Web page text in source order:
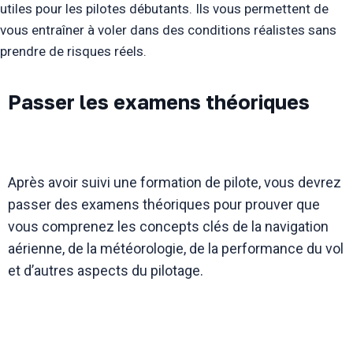
utiles pour les pilotes débutants. Ils vous permettent de
vous entraîner à voler dans des conditions réalistes sans
prendre de risques réels.
Passer les examens théoriques
Après avoir suivi une formation de pilote, vous devrez
passer des examens théoriques pour prouver que
vous comprenez les concepts clés de la navigation
aérienne, de la météorologie, de la performance du vol
et d’autres aspects du pilotage.